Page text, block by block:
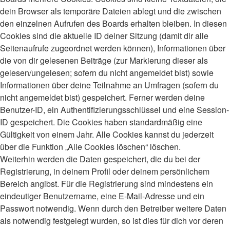
dein Browser als temporäre Dateien ablegt und die zwischen
den einzelnen Aufrufen des Boards erhalten bleiben. In diesen
Cookies sind die aktuelle ID deiner Sitzung (damit dir alle
Seitenaufrufe zugeordnet werden können), Informationen über
die von dir gelesenen Beiträge (zur Markierung dieser als
gelesen/ungelesen; sofern du nicht angemeldet bist) sowie
Informationen über deine Teilnahme an Umfragen (sofern du
nicht angemeldet bist) gespeichert. Ferner werden deine
Benutzer-ID, ein Authentifizierungsschlüssel und eine Session-
ID gespeichert. Die Cookies haben standardmäßig eine
Gültigkeit von einem Jahr. Alle Cookies kannst du jederzeit
über die Funktion „Alle Cookies löschen“ löschen.
Weiterhin werden die Daten gespeichert, die du bei der
Registrierung, in deinem Profil oder deinem persönlichem
Bereich angibst. Für die Registrierung sind mindestens ein
eindeutiger Benutzername, eine E-Mail-Adresse und ein
Passwort notwendig. Wenn durch den Betreiber weitere Daten
als notwendig festgelegt wurden, so ist dies für dich vor deren